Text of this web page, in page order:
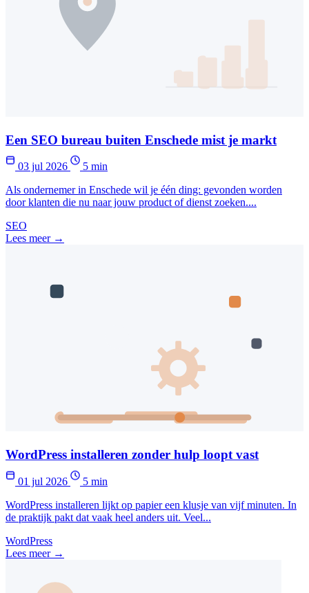
Een SEO bureau buiten Enschede mist je markt
03 jul 2026
5 min
Als ondernemer in Enschede wil je één ding: gevonden worden
door klanten die nu naar jouw product of dienst zoeken....
SEO
Lees meer →
WordPress installeren zonder hulp loopt vast
01 jul 2026
5 min
WordPress installeren lijkt op papier een klusje van vijf minuten. In
de praktijk pakt dat vaak heel anders uit. Veel...
WordPress
Lees meer →